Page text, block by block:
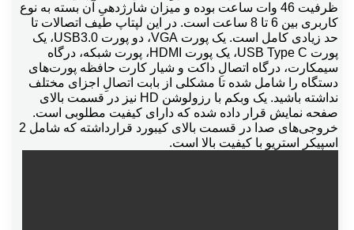
ظرفیت 46 وات ساعت بوده و میزان شارژدهیِ آن بسته به نوع
کاربری بین 6 تا 8 ساعت است. در این لپتاپ طیف اتصالات تا
حد زیادی کامل است. یک پورت VGA، دو پورت USB3.0، یک
پورت USB Type C، یک پورت HDMI، پورت شبکه، درگاه
سیمکارت، درگاه اتصالِ داکت و شیار کارت حافظه پورت‌های
دستگاه را شامل شده تا مشکلی از بابت اتصالِ اجزای مختلف
نداشته باشید. یک وبکم با رزولوشن HD نیز در قسمت بالای
صفحه نمایش قرار داده شده که دارای کیفیت مطلوبی است.
خروجی‌های صدا در قسمت بالای کیبورد قرارداشته که شامل 2
اسپیکر استریو با کیفیت بالا است.